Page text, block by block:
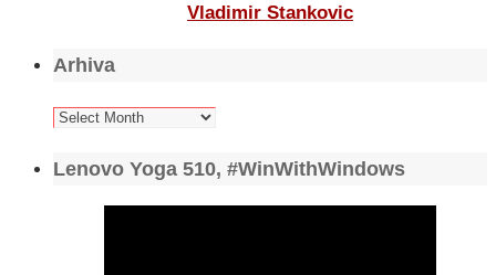
Vladimir Stankovic
Arhiva
Arhiva
Lenovo Yoga 510, #WinWithWindows